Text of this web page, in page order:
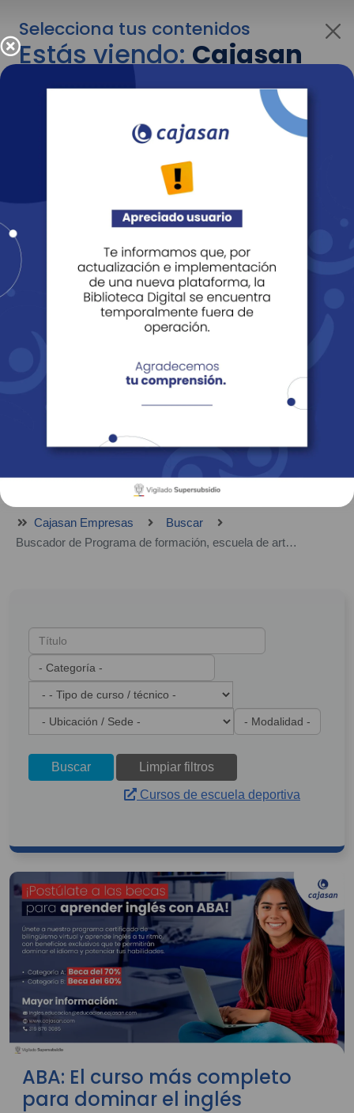
Selecciona tus contenidos
Estás viendo:Cajasan
para empresas
Para cambiar al contenido de tu interés más
adelante recuerda utilizar el menú
Entendido
Revista Fácil Vivir
Sedes Directorio Servicios En Línea
Cajasan Empresas
Buscar
Buscador de Programa de formación, escuela de arte, escuela deportiva
Buscar Limpiar filtros
Cursos de escuela deportiva
ABA: El curso más completo
para dominar el inglés